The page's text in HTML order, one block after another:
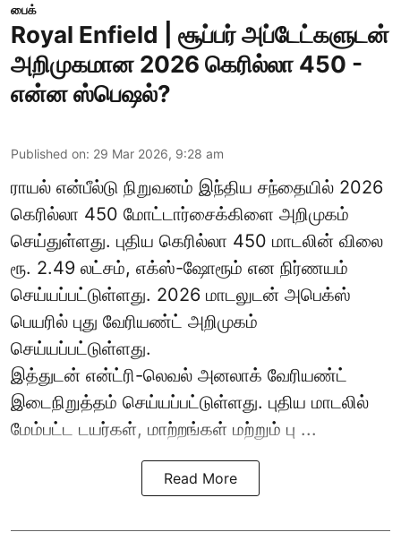
பைக்
Royal Enfield | சூப்பர் அப்டேட்களுடன்
அறிமுகமான 2026 கெரில்லா 450 -
என்ன ஸ்பெஷல்?
Published on: 29 Mar 2026, 9:28 am
ராயல் என்பீல்டு நிறுவனம் இந்திய சந்தையில் 2026
கெரில்லா 450 மோட்டார்சைக்கிளை அறிமுகம்
செய்துள்ளது. புதிய கெரில்லா 450 மாடலின் விலை
ரூ. 2.49 லட்சம், எக்ஸ்-ஷோரூம் என நிர்ணயம்
செய்யப்பட்டுள்ளது. 2026 மாடலுடன் அபெக்ஸ்
பெயரில் புது வேரியண்ட் அறிமுகம்
செய்யப்பட்டுள்ளது.
இத்துடன் என்ட்ரி-லெவல் அனலாக் வேரியண்ட்
இடைநிறுத்தம் செய்யப்பட்டுள்ளது. புதிய மாடலில்
மேம்பட்ட டயர்கள், மாற்றங்கள் மற்றும் பு ...
Read More